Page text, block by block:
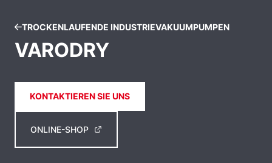
TROCKENLAUFENDE INDUSTRIEVAKUUMPUMPEN
VARODRY
KONTAKTIEREN SIE UNS
ONLINE-SHOP